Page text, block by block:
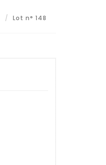
Lot n° 148